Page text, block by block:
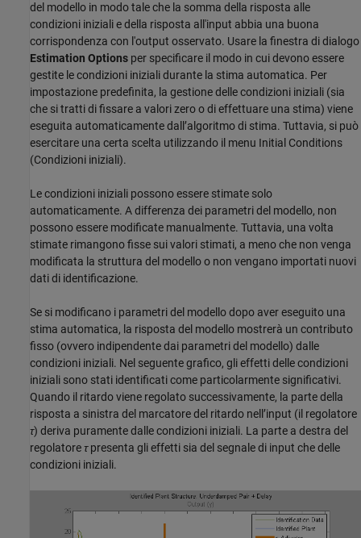
del modello in modo tale che la somma della risposta alle
condizioni iniziali e della risposta all'input abbia una buona
corrispondenza con l'output osservato. Usare la finestra di dialogo
Estimation Options per specificare il modo in cui devono essere
gestite le condizioni iniziali durante la stima automatica. Per
impostazione predefinita, la gestione delle condizioni iniziali (sia
che si tratti di fissare a valori zero o di effettuare una stima) viene
eseguita automaticamente dall’algoritmo di stima. Tuttavia, si può
esercitare una certa scelta utilizzando il menu Initial Conditions
(Condizioni iniziali).
Le condizioni iniziali possono essere stimate solo
automaticamente. A differenza dei parametri del modello, non
possono essere modificate manualmente. Tuttavia, una volta
stimate rimangono fisse sui valori stimati, a meno che non venga
modificata la struttura del modello o non vengano importati nuovi
dati di identificazione.
Se si modificano i parametri del modello dopo aver eseguito una
stima automatica, la risposta del modello mostrerà un contributo
fisso (ovvero indipendente dai parametri del modello) dalle
condizioni iniziali. Nel seguente grafico, gli effetti delle condizioni
iniziali sono stati identificati come particolarmente significativi.
Quando il ritardo viene regolato successivamente, la parte della
risposta a sinistra del marcatore del ritardo nell’input (il regolatore
τ) deriva puramente dalle condizioni iniziali. La parte a destra del
regolatoreτpresenta gli effetti sia del segnale di input che delle
condizioni iniziali.